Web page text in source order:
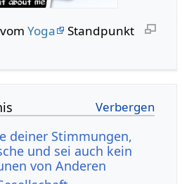
Yoga
Standpunkt
deiner Stimmungen,
und sei auch kein
von Anderen